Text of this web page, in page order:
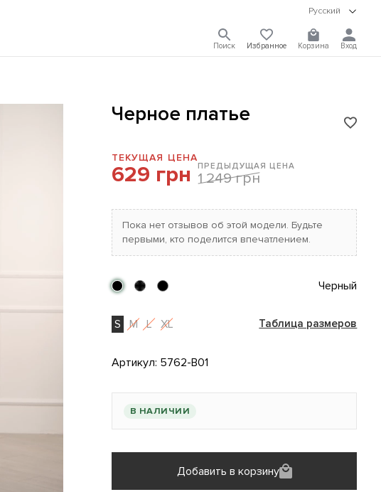
Русский
Поиск Избранное Корзина Вход
Черное платье
ТЕКУЩАЯ ЦЕНА
629 грн ПРЕДЫДУЩАЯ ЦЕНА
1 249 грн
Пока нет отзывов об этой модели. Будьте
первыми, кто поделится впечатлением.
Черный
S M L XL Таблица размеров
Артикул: 5762-B01
В НАЛИЧИИ
Добавить в корзину